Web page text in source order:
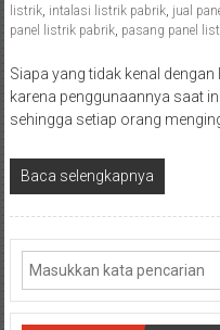
listrik, intalasi listrik pabrik, jual
panel listrik pabrik, pasang panel
Siapa yang tidak kenal
karena penggunaannya saat
sehingga setiap orang
Baca selengkapnya